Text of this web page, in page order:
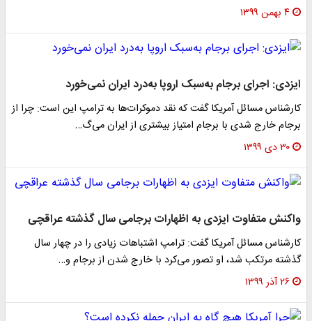
۴ بهمن ۱۳۹۹
ایزدی: اجرای برجام به‌سبک اروپا به‌درد ایران نمی‌خورد
کارشناس مسائل آمریکا گفت که نقد دموکرات‌ها به ترامپ این است: چرا از
برجام خارج شدی با برجام امتیاز بیشتری از ایران می‌گ…
۳۰ دی ۱۳۹۹
واکنش متفاوت ایزدی به اظهارات برجامی سال گذشته عراقچی
کارشناس مسائل آمریکا گفت: ترامپ اشتباهات زیادی را در چهار سال
گذشته مرتکب شد، او تصور می‌کرد با خارج شدن از برجام و…
۲۶ آذر ۱۳۹۹